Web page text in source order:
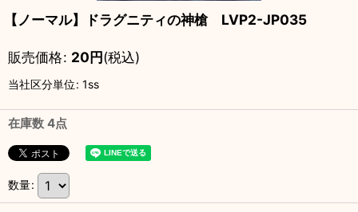
【ノーマル】ドラグニティの神槍 LVP2-JP035
販売価格: 20円(税込)
当社区分単位: 1ss
在庫数 4点
数量: